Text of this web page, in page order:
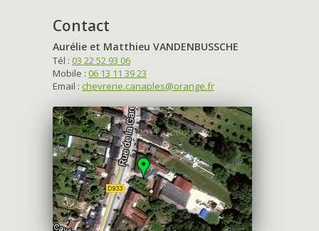
Contact
Aurélie et Matthieu VANDENBUSSCHE
Tél : 03 22 52 93 06
Mobile : 06 13 11 39 23
Email : chevrerie.canaples@orange.fr